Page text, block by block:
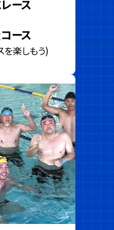
ース
ース
を楽しもう)